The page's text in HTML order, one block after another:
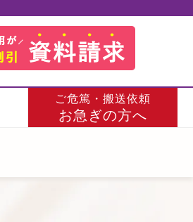
ご危篤・搬送依頼
お急ぎの方へ